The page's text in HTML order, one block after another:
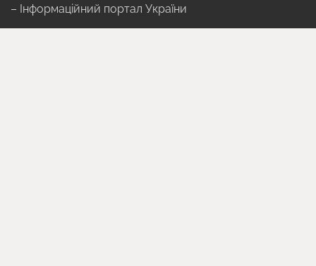
– Інформаційний портал України